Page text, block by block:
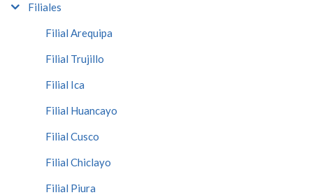
Filiales
Filial Arequipa
Filial Trujillo
Filial Ica
Filial Huancayo
Filial Cusco
Filial Chiclayo
Filial Piura